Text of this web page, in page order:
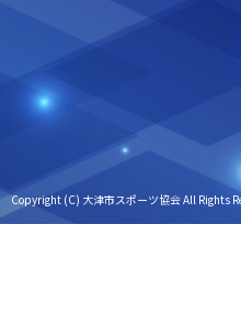
Copyright (C) 大津市スポーツ協会 All Rights